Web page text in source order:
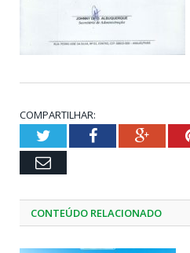
COMPARTILHAR:
TwitterFacebook
Email
CONTEÚDO RELACIONADO